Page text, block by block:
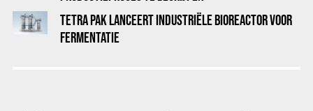
TETRA PAK LANCEERT INDUSTRIËLE BIOREACTOR VOOR
FERMENTATIE